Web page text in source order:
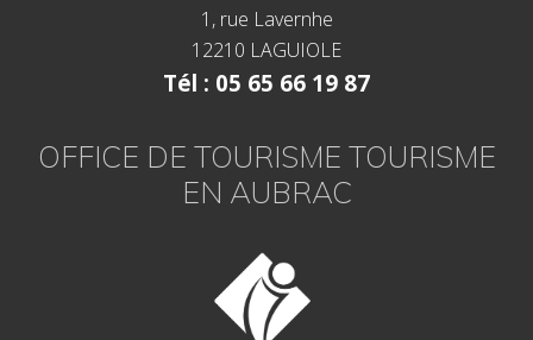
1, rue Lavernhe
12210 LAGUIOLE
Tél : 05 65 66 19 87
OFFICE DE TOURISME TOURISME
EN AUBRAC